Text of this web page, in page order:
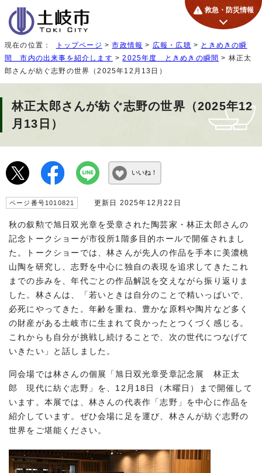
救急・防災情報
現在の位置： トップページ >市政情報 > 広報・広聴 > ときめきの瞬
間 市内の出来事を紹介します >2025年度 ときめきの瞬間 > 林正太
郎さんが紡ぐ志野の世界（2025年12月13日）
林正太郎さんが紡ぐ志野の世界（2025年12
月13日）
いいね！
ページ番号1010821 更新日 2025年12月22日
秋の叙勲で旭日双光章を受章された陶芸家・林正太郎さんの
記念トークショーが市役所1階多目的ホールで開催されまし
た。トークショーでは、林さんが先人の作品を手本に美濃桃
山陶を研究し、志野を中心に独自の表現を追求してきたこれ
までの歩みを、年代ごとの作品解説を交えながら振り返りま
した。林さんは、「若いときは自分のことで精いっぱいで、
必死にやってきた。年齢を重ね、豊かな原料や陶片など多く
の財産がある土岐市に生まれて良かったとつくづく感じる。
これからも自分が挑戦し続けることで、次の世代につなげて
いきたい」と話しました。
同会場では林さんの個展「旭日双光章受章記念展 林正太
郎 現代に紡ぐ志野」を、12月18日（木曜日）まで開催して
います。本展では、林さんの代表作「志野」を中心に作品を
紹介しています。ぜひ会場に足を運び、林さんが紡ぐ志野の
世界をご堪能ください。